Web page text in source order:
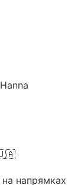
напрямках